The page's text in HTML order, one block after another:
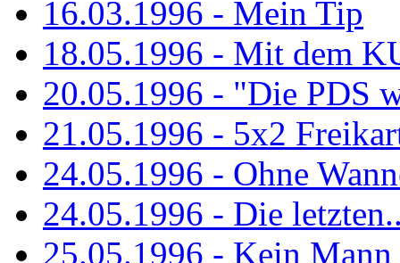
16.03.1996 - Mein Tip
18.05.1996 - Mit dem
20.05.1996 - "Die PDS
21.05.1996 - 5x2
24.05.1996 - Ohne
24.05.1996 - Die
25.05.1996 - Kein